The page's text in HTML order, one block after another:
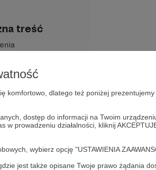
komfortowo, dlatego też poniżej
dostęp do informacji na Twoim
prowadzeniu działalności, kliknij
wybierz opcję "USTAWIENIA
jest także opisane Twoje prawo żądania
treść